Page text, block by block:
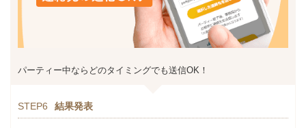
パーティー中ならどのタイミングでも送信OK！
STEP6 結果発表